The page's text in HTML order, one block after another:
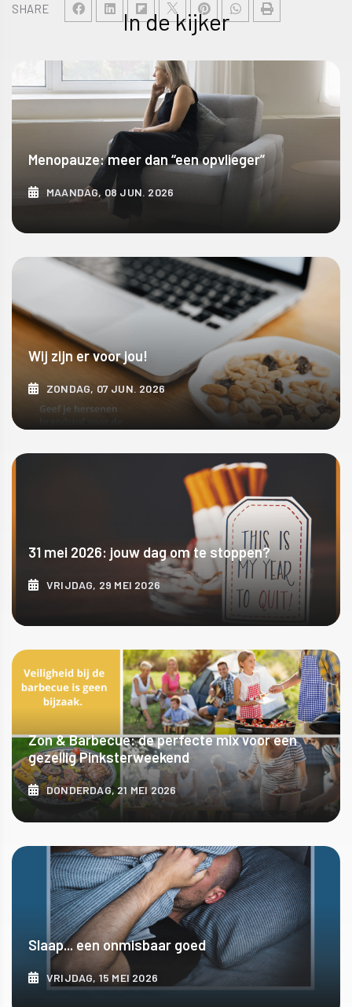
SHARE In de kijker
Menopauze: meer dan “een opvlieger”
MAANDAG, 08 JUN. 2026
ONTDEK MEER
Wij zijn er voor jou!
ZONDAG, 07 JUN. 2026
ONTDEK MEER
31 mei 2026: jouw dag om te stoppen?
VRIJDAG, 29 MEI 2026
ONTDEK MEER
Zon & Barbecue: de perfecte mix voor een
gezellig Pinksterweekend
DONDERDAG, 21 MEI 2026
ONTDEK MEER
Slaap... een onmisbaar goed
VRIJDAG, 15 MEI 2026